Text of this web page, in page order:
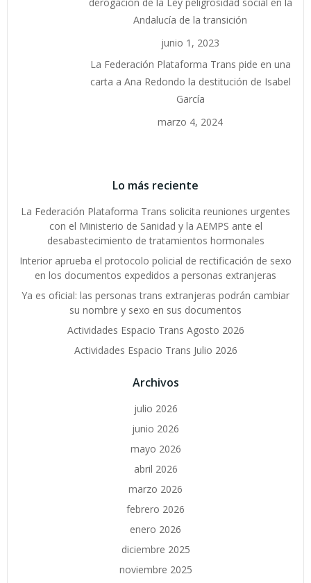
Andalucía de la transición
junio 1, 2023
La Federación Plataforma Trans pide en una
carta a Ana Redondo la destitución de Isabel
García
marzo 4, 2024
Lo más reciente
La Federación Plataforma Trans solicita reuniones urgentes
con el Ministerio de Sanidad y la AEMPS ante el
desabastecimiento de tratamientos hormonales
Interior aprueba el protocolo policial de rectificación de sexo
en los documentos expedidos a personas extranjeras
Ya es oficial: las personas trans extranjeras podrán cambiar
su nombre y sexo en sus documentos
Actividades Espacio Trans Agosto 2026
Actividades Espacio Trans Julio 2026
Archivos
julio 2026
junio 2026
mayo 2026
abril 2026
marzo 2026
febrero 2026
enero 2026
diciembre 2025
noviembre 2025